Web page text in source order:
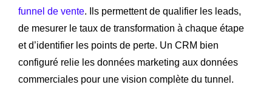
funnel de vente. Ils permettent de qualifier les leads,
de mesurer le taux de transformation à chaque étape
et d’identifier les points de perte. Un CRM bien
configuré relie les données marketing aux données
commerciales pour une vision complète du tunnel.